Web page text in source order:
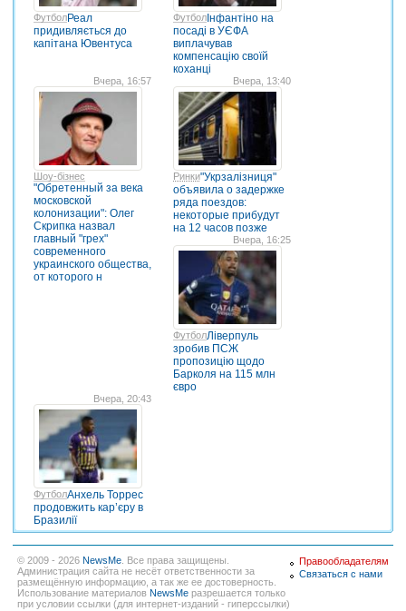
ФутболРеал
придивляється до
капітана Ювентуса
Футбол Інфантіно на
посаді в УЄФА
виплачував
компенсацію своїй
коханці
Вчера, 16:57
Шоу-бізнес
"Обретенный за века
московской
колонизации": Олег
Скрипка назвал
главный "грех"
современного
украинского общества,
от которого н
Вчера, 13:40
Ринки"Укрзалізниця"
объявила о задержке
ряда поездов:
некоторые прибудут
на 12 часов позже
Вчера, 16:25
ФутболЛіверпуль
зробив ПСЖ
пропозицію щодо
Барколя на 115 млн
євро
Вчера, 20:43
ФутболАнхель Торрес
продовжить кар’єру в
Бразилії
© 2009 - 2026 NewsMe . Все права защищены.
Администрация сайта не несёт ответственности за
размещённую информацию, а так же ее достоверность.
Использование материалов NewsMe разрешается только
при условии ссылки (для интернет-изданий - гиперссылки)
Правообладателям
Связаться с нами